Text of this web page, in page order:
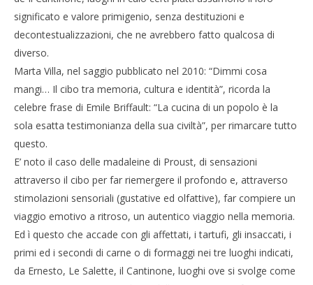
significato e valore primigenio, senza destituzioni e
decontestualizzazioni, che ne avrebbero fatto qualcosa di
diverso.
Marta Villa, nel saggio pubblicato nel 2010: “Dimmi cosa
mangi… Il cibo tra memoria, cultura e identità”, ricorda la
celebre frase di Emile Briffault: “La cucina di un popolo è la
sola esatta testimonianza della sua civiltà”, per rimarcare tutto
questo.
E’ noto il caso delle madaleine di Proust, di sensazioni
attraverso il cibo per far riemergere il profondo e, attraverso
stimolazioni sensoriali (gustative ed olfattive), far compiere un
viaggio emotivo a ritroso, un autentico viaggio nella memoria.
Ed ì questo che accade con gli affettati, i tartufi, gli insaccati, i
primi ed i secondi di carne o di formaggi nei tre luoghi indicati,
da Ernesto, Le Salette, il Cantinone, luoghi ove si svolge come